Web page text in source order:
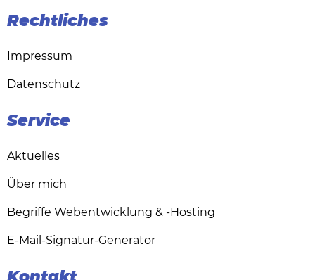
Rechtliches
Impressum
Datenschutz
Service
Aktuelles
Über mich
Begriffe Webentwicklung & -Hosting
E-Mail-Signatur-Generator